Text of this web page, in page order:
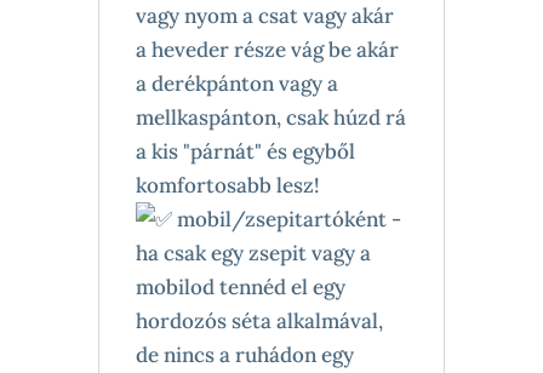
vagy nyom a csat vagy akár
a heveder része vág be akár
a derékpánton vagy a
mellkaspánton, csak húzd rá
a kis "párnát" és egyből
komfortosabb lesz!
mobil/zsepitartóként -
ha csak egy zsepit vagy a
mobilod tennéd el egy
hordozós séta alkalmával,
de nincs a ruhádon egy